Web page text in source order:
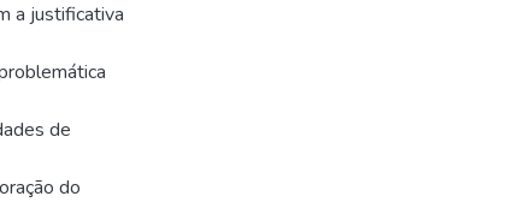
a justificativa
de
do